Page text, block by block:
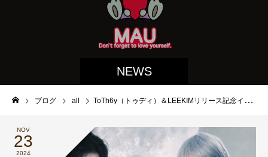
NEWS
ブログ all ToTh6y（トゥディ）＆LEEKIMリリース記念イベント
NOV
23
2024